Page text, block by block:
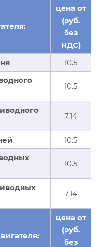
цена от
(руб.
без
НДС)
10.5
10.5
7.14
10.5
10.5
7.14
цена от
(руб.
без